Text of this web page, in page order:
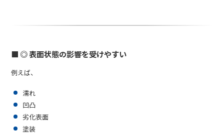
■ ◎ 表面状態の影響を受けやすい
例えば、
濡れ
凹凸
劣化表面
塗装